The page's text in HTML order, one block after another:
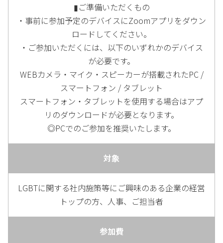
▮ご準備いただくもの
・事前に参加予定のデバイスにZoomアプリをダウン
ロードしてください。
・ご参加いただくには、以下のいずれかのデバイス
が必要です。
WEBカメラ・マイク・スピーカーが搭載されたPC /
スマートフォン / タブレット
スマートフォン・タブレットを使用する場合はアプ
リのダウンロードが必要となります。
◎PCでのご参加を推奨いたします。
対象
LGBTに関する社内施策等にご興味のある企業の経営
トップの方、人事、ご担当者
参加費